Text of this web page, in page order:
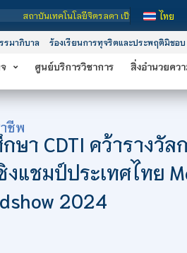
ลยีจิตรลดา เป็นสถาบันอุดมศึกษาในกำกับของรั
ไทย
รมาภิบาล ร้องเรียนการทุจริตและประพฤติมิชอบ
ศูนย์บริการวิชาการ สิ่งอำนวยคว
ชีพ
า CDTI คว้ารางวัล
แชมป์ประเทศไทย
2024